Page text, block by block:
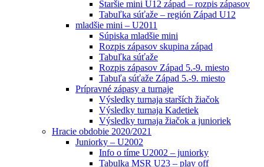
Staršie mini U12 západ – rozpis zápasov
Tabuľka súťaže – región Západ U12
mladšie mini – U2011
Súpiska mladšie mini
Rozpis zápasov skupina západ
Tabuľka súťaže
Rozpis zápasov Západ 5.-9. miesto
Tabuľa súťaže Západ 5.-9. miesto
Prípravné zápasy a turnaje
Výsledky turnaja starších žiačok
Výsledky turnaja Kadetiek
Výsledky turnaja žiačok a junioriek
Hracie obdobie 2020/2021
Juniorky – U2002
Info o tíme U2002 – juniorky
Tabulka MSR U23 – play off